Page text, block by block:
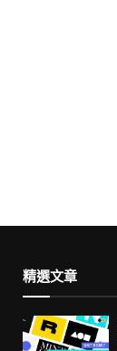
精選文章